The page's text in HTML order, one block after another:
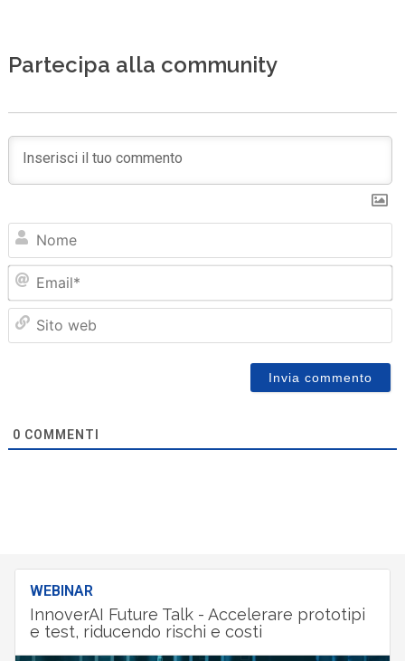
Partecipa alla community
0 COMMENTI
WEBINAR
InnoverAI Future Talk - Accelerare prototipi
e test, riducendo rischi e costi